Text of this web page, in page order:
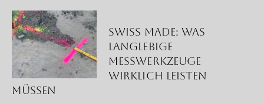
Swiss Made: Was
langlebige
Messwerkzeuge
wirklich leisten
müssen